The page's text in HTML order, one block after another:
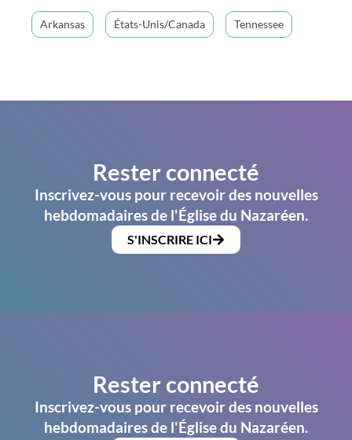
Arkansas États-Unis/Canada Tennessee
Rester connecté
Inscrivez-vous pour recevoir des nouvelles
hebdomadaires de l'Église du Nazaréen.
S'INSCRIRE ICI
Rester connecté
Inscrivez-vous pour recevoir des nouvelles
hebdomadaires de l'Église du Nazaréen.